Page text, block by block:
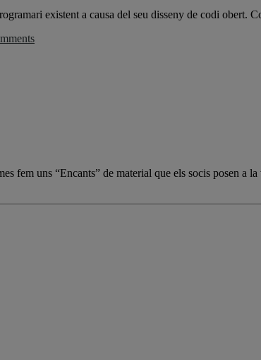
existent a causa del seu disseny de codi obert.
fem uns “Encants” de material que els socis posen a la